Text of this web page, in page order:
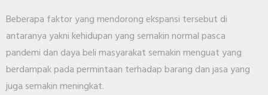
Beberapa faktor yang mendorong ekspansi tersebut di
antaranya yakni kehidupan yang semakin normal pasca
pandemi dan daya beli masyarakat semakin menguat yang
berdampak pada permintaan terhadap barang dan jasa yang
juga semakin meningkat.